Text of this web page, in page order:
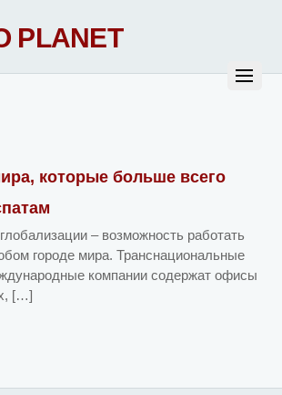
которые больше всего
– возможность работать
городе мира. Транснациональные
компании содержат офисы
[…]